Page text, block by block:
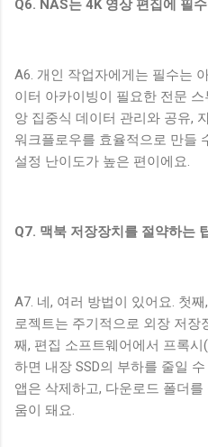
Q6. NAS는 4K 영상 편집에 필
A6. 개인 작업자에게는 필수는
이터 아카이빙이 필요한 전문
앙 집중식 데이터 관리와 공유,
워크플로우를 효율적으로 만들
설정 난이도가 높은 편이에요.
Q7. 맥북 저장장치를 절약하는
A7. 네, 여러 방법이 있어요. 첫
로젝트는 주기적으로 외장 저장
째, 편집 소프트웨어에서 프록
하면 내장 SSD의 부하를 줄일
앱은 삭제하고, 다운로드 폴더
움이 돼요.